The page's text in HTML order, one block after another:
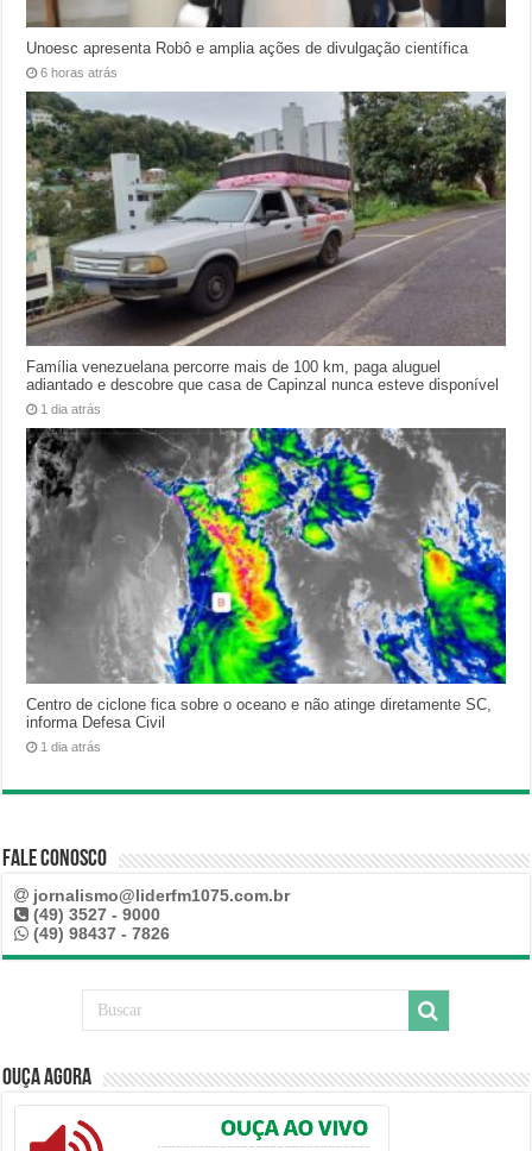
Unoesc apresenta Robô e amplia ações de divulgação científica
6 horas atrás
Família venezuelana percorre mais de 100 km, paga aluguel
adiantado e descobre que casa de Capinzal nunca esteve disponível
1 dia atrás
Centro de ciclone fica sobre o oceano e não atinge diretamente SC,
informa Defesa Civil
1 dia atrás
Fale Conosco
jornalismo@liderfm1075.com.br
(49) 3527 - 9000
(49) 98437 - 7826
Ouça Agora